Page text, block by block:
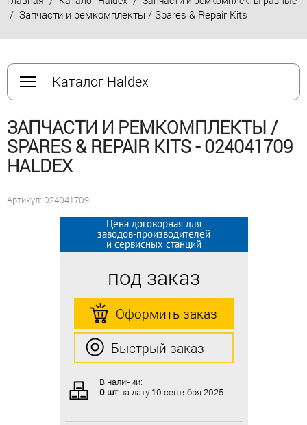
/ Запчасти и ремкомплекты / Spares & Repair Kits
Каталог Haldex
ЗАПЧАСТИ И РЕМКОМПЛЕКТЫ /
SPARES & REPAIR KITS - 024041709
HALDEX
Артикул: 024041709
Цена договорная для
заводов-производителей
и сервисных станций
под заказ
Оформить заказ
Быстрый заказ
В наличии:
0 штна дату 10 сентября 2025
Цена договорная для
заводов-производителей
и сервисных станций
под заказ
Оформить заказ
Быстрый заказ
В наличии:
0 штна дату 10 сентября 2025